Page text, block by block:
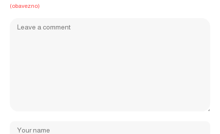
(obavezno)